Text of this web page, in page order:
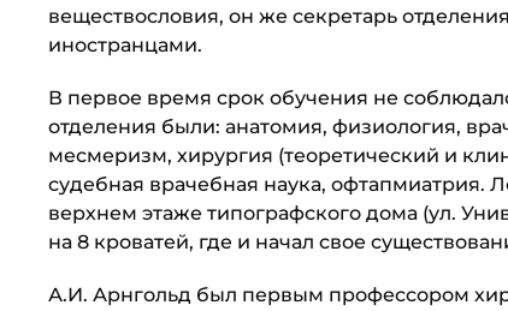
веществословия, он же секретарь
иностранцами.
В первое время срок обучения не
отделения были: анатомия, физиология,
месмеризм, хирургия (теоретический и
судебная врачебная наука, офтапмиатрия.
верхнем этаже типографского дома (ул.
на 8 кроватей, где и начал свое
А.И. Арнгольд был первым профессором